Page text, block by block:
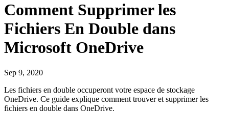
Comment Supprimer les
Fichiers En Double dans
Microsoft OneDrive
Sep 9, 2020
Les fichiers en double occuperont votre espace de stockage
OneDrive. Ce guide explique comment trouver et supprimer les
fichiers en double dans OneDrive.